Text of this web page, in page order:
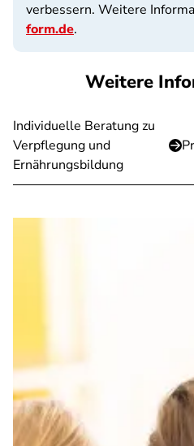
verbessern. Weitere
form.de.
Weitere
Individuelle Beratung zu
Verpflegung und
Ernährungsbildung